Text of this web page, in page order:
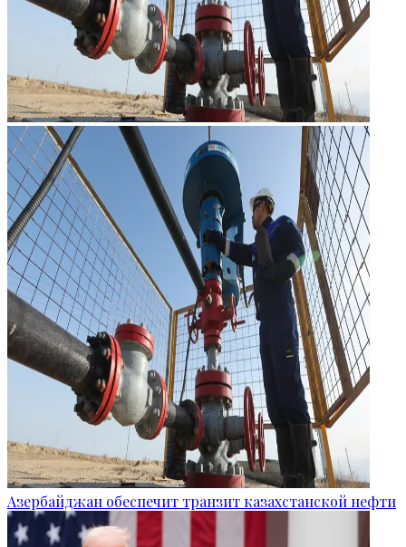
Азербайджан обеспечит транзит казахстанской нефти